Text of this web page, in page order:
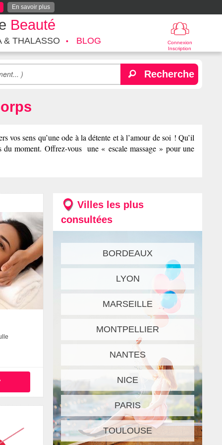
En savoir plus
Beauté
Connexion
Inscription
& THALASSO BLOG
Recherche
sens qu’une ode à la détente et à l’amour de soi ! Qu’il
du moment. Offrez-vous une « escale massage » pour une
Villes les plus
consultées
BORDEAUX
LYON
MARSEILLE
MONTPELLIER
NANTES
NICE
PARIS
TOULOUSE